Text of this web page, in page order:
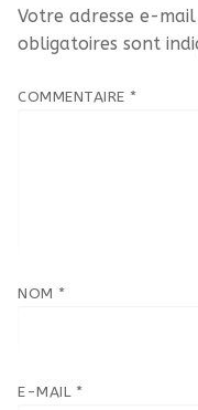
Votre adresse e-
obligatoires sont
COMMENTAIRE *
NOM *
E-MAIL *